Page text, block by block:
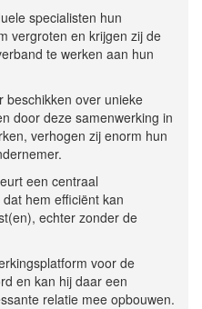
specialisten hun
vergroten en krijgen zij de
te werken aan hun
beschikken over unieke
door deze samenwerking in
verhogen zij enorm hun
een centraal
hem efficiënt kan
echter zonder de
voor de
en kan hij daar een
relatie mee opbouwen.